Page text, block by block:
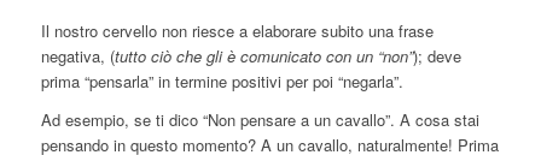
Il nostro cervello non riesce a elaborare subito una frase
negativa, (tutto ciò che gli è comunicato con un “non”); deve
prima “pensarla” in termine positivi per poi “negarla”.
Ad esempio, se ti dico “Non pensare a un cavallo”. A cosa stai
pensando in questo momento? A un cavallo, naturalmente! Prima